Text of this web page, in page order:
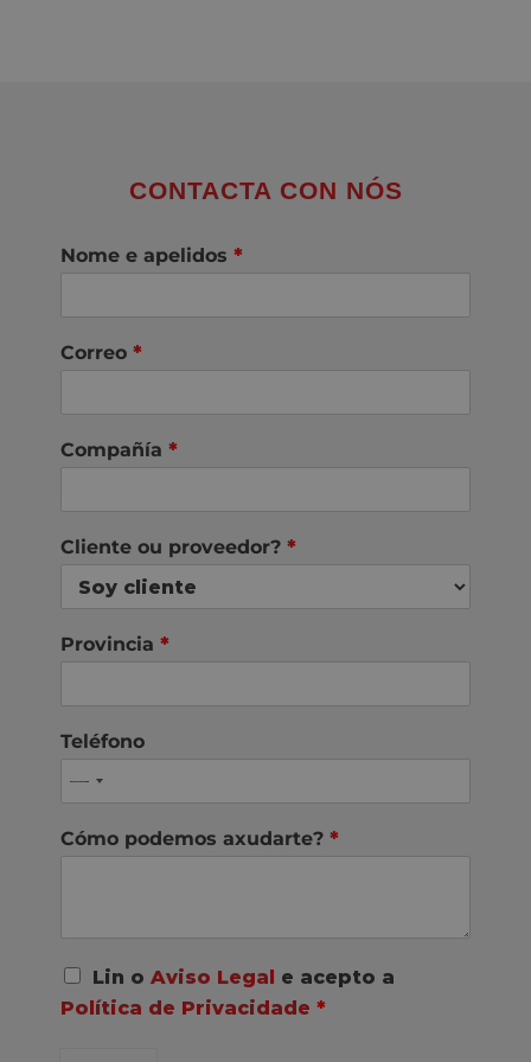
CONTACTA CON NÓS
Nome e apelidos *
Correo *
Compañía *
Cliente ou proveedor? *
Provincia *
Teléfono
Cómo podemos axudarte? *
A
c
o
Lin o Aviso Legal
e acepto a
Política de Privacidade *